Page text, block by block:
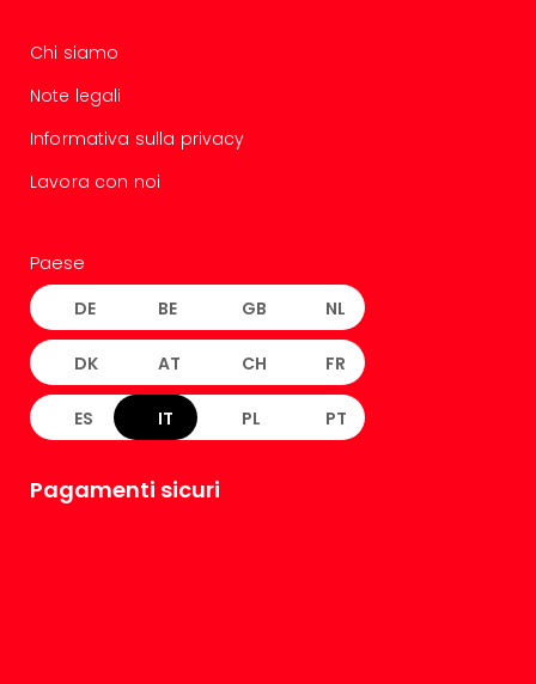
Chi siamo
Note legali
Informativa sulla privacy
Lavora con noi
Paese
DE BE GB NL
DK AT CH FR
ES IT PL PT
Pagamenti sicuri